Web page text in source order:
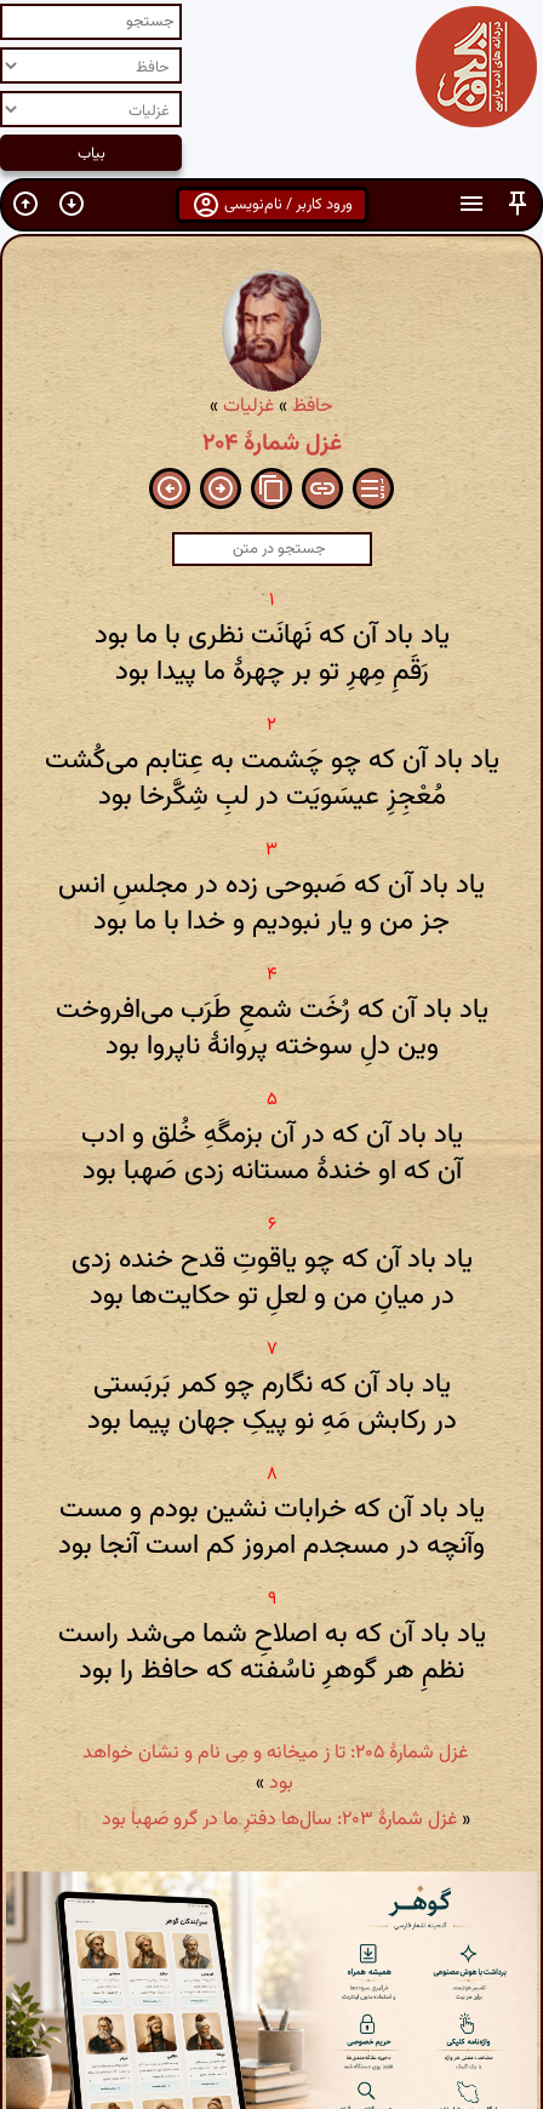
ورود کاربر / نام‌نویسی
حافظ»غزلیات»
غزل شمارهٔ ۲۰۴
یاد باد آن که نَهانَت نظری با ما بود
رَقَمِ مِهرِ تو بر چهرهٔ ما پیدا بود
یاد باد آن که چو چَشمت به عِتابم می‌کُشت
مُعْجِزِ عیسَویَت در لبِ شِکَّرخا بود
یاد باد آن که صَبوحی زده در مجلسِ انس
جز من و یار نبودیم و خدا با ما بود
یاد باد آن که رُخَت شمعِ طَرَب می‌افروخت
وین دلِ سوخته پروانهٔ ناپروا بود
یاد باد آن که در آن بزمگَهِ خُلق و ادب
آن که او خندهٔ مستانه زدی صَهبا بود
یاد باد آن که چو یاقوتِ قدح خنده زدی
در میانِ من و لعلِ تو حکایت‌ها بود
یاد باد آن که نگارم چو کمر بَربَستی
در رکابش مَهِ نو پیکِ جهان پیما بود
یاد باد آن که خرابات نشین بودم و مست
وآنچه در مسجدم امروز کم است آنجا بود
یاد باد آن که به اصلاحِ شما می‌شد راست
نظمِ هر گوهرِ ناسُفته که حافظ را بود
غزل شمارهٔ ۲۰۵: تا ز میخانه و مِی نام و نشان خواهد
بود»
« غزل شمارهٔ ۲۰۳: سال‌ها دفترِ ما در گرو صَهبا بود